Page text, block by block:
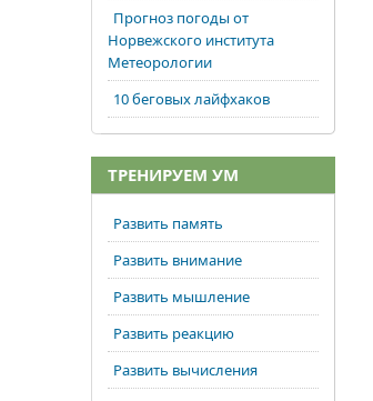
Прогноз погоды от
Норвежского института
Метеорологии
10 беговых лайфхаков
ТРЕНИРУЕМ УМ
Развить память
Развить внимание
Развить мышление
Развить реакцию
Развить вычисления